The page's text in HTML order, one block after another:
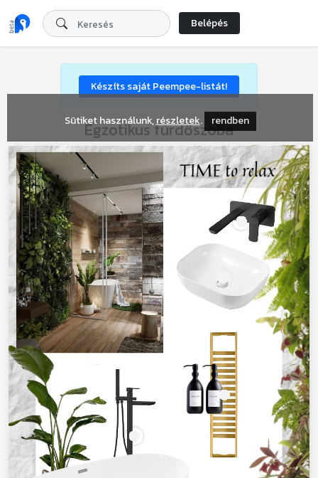
Sütiket használunk,részletek. rendben
Belépés
Készíts saját Peempee-listát!
Egzotikus fürdőszoba